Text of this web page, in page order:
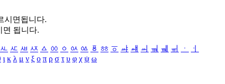
시면됩니다.
면 됩니다.
ㅻ ㅼ ㅽ ㅾ ㅿ ㆀ ㆁ ㆂ ㆃ ㆄ ㆅ ㆆ ㆇ ㆈ ㆉ ㆊ ㆋ ㆌ ㆍ
ㆎ
ι κ λ μ ν ξ ο π ρ σ τ υ φ χ ψ ω